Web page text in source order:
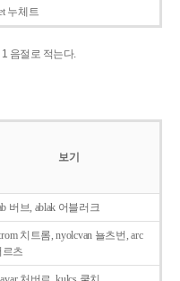
누체트
음절로 적는다.
보기
버브, ablak 어블러크
치트롬, nyolcvan 뇰츠번, arc
르츠